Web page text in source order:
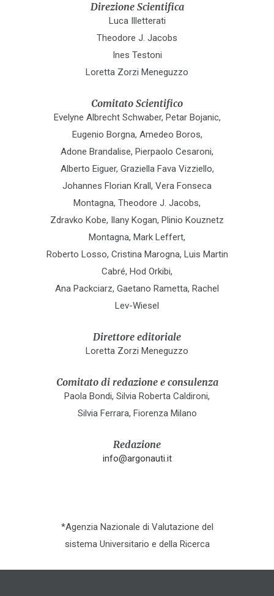
Direzione Scientifica
Luca Illetterati
Theodore J. Jacobs
Ines Testoni
Loretta Zorzi Meneguzzo
Comitato Scientifico
Evelyne Albrecht Schwaber, Petar Bojanic,
Eugenio Borgna, Amedeo Boros,
Adone Brandalise, Pierpaolo Cesaroni,
Alberto Eiguer, Graziella Fava Vizziello,
Johannes Florian Krall, Vera Fonseca
Montagna, Theodore J. Jacobs,
Zdravko Kobe, Ilany Kogan, Plinio Kouznetz
Montagna, Mark Leffert,
Roberto Losso, Cristina Marogna, Luis Martin
Cabré, Hod Orkibi,
Ana Packciarz, Gaetano Rametta, Rachel
Lev-Wiesel
Direttore editoriale
Loretta Zorzi Meneguzzo
Comitato di redazione e consulenza
Paola Bondi, Silvia Roberta Caldironi,
Silvia Ferrara, Fiorenza Milano
Redazione
info@argonauti.it
*Agenzia Nazionale di Valutazione del
sistema Universitario e della Ricerca